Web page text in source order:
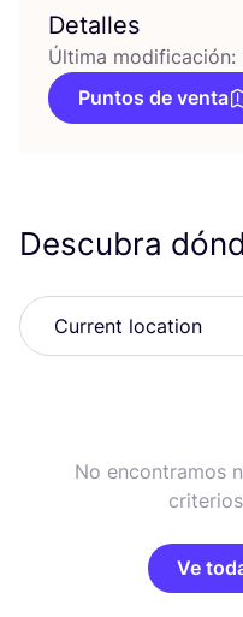
Detalles
Última
Puntos de venta
Descubra
No encontramos
Ve